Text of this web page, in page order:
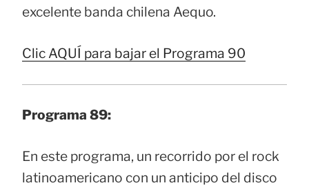
excelente banda chilena Aequo.
Clic AQUÍ para bajar el Programa 90
Programa 89:
En este programa, un recorrido por el rock
latinoamericano con un anticipo del disco